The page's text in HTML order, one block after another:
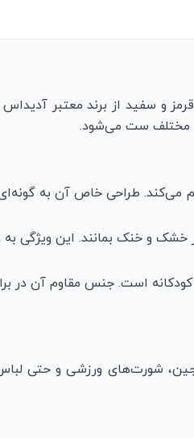
و سفید از برند معتبر
مختلف ست می‌شود.
طراحی خاص آن به گونه‌ای
و خنک بمانند. این ویژگی به
کودکانه است. جنس مقاوم آن در
شورت‌های ورزشی و حتی